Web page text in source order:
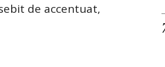
de accentuat,